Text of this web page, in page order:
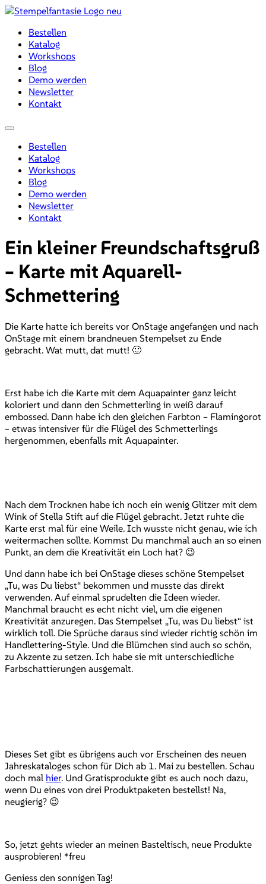
Zum
wechselnBestellen
Katalog
Workshops
Blog
Demo werden
Newsletter
Kontakt
Menü
Bestellen
Katalog
Workshops
Blog
Demo werden
Newsletter
Kontakt
Ein kleiner Freundschaftsgruß
– Karte mit Aquarell-
Schmettering
Die Karte hatte ich bereits vor OnStage angefangen und nach
OnStage mit einem brandneuen Stempelset zu Ende
gebracht. Wat mutt, dat mutt! 🙂
Erst habe ich die Karte mit dem Aquapainter ganz leicht
koloriert und dann den Schmetterling in weiß darauf
embossed. Dann habe ich den gleichen Farbton – Flamingorot
– etwas intensiver für die Flügel des Schmetterlings
hergenommen, ebenfalls mit Aquapainter.
Nach dem Trocknen habe ich noch ein wenig Glitzer mit dem
Wink of Stella Stift auf die Flügel gebracht. Jetzt ruhte die
Karte erst mal für eine Weile. Ich wusste nicht genau, wie ich
weitermachen sollte. Kommst Du manchmal auch an so einen
Punkt, an dem die Kreativität ein Loch hat? 😉
Und dann habe ich bei OnStage dieses schöne Stempelset
„Tu, was Du liebst“ bekommen und musste das direkt
verwenden. Auf einmal sprudelten die Ideen wieder.
Manchmal braucht es echt nicht viel, um die eigenen
Kreativität anzuregen. Das Stempelset „Tu, was Du liebst“ ist
wirklich toll. Die Sprüche daraus sind wieder richtig schön im
Handlettering-Style. Und die Blümchen sind auch so schön,
zu Akzente zu setzen. Ich habe sie mit unterschiedliche
Farbschattierungen ausgemalt.
Dieses Set gibt es übrigens auch vor Erscheinen des neuen
Jahreskataloges schon für Dich ab 1. Mai zu bestellen. Schau
doch mal hier. Und Gratisprodukte gibt es auch noch dazu,
wenn Du eines von drei Produktpaketen bestellst! Na,
neugierig? 😉
So, jetzt gehts wieder an meinen Basteltisch, neue Produkte
ausprobieren! *freu
Geniess den sonnigen Tag!